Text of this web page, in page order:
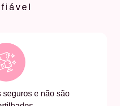
seguros e não são